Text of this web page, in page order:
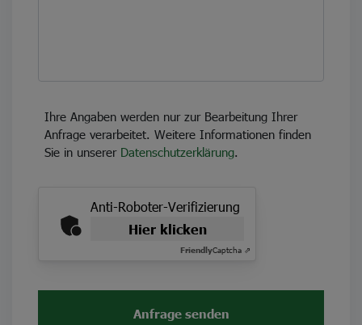
Ihre Angaben werden nur zur Bearbeitung Ihrer
Anfrage verarbeitet. Weitere Informationen finden
Sie in unserer Datenschutzerklärung.
Anti-Roboter-Verifizierung
Hier klicken
FriendlyCaptcha ⇗
Anfrage senden